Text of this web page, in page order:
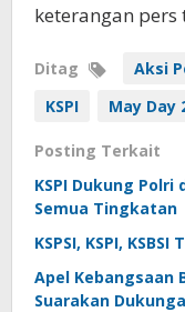
keterangan pers
Ditag
Aksi
KSPI
May Day
Posting Terkait
KSPI Dukung
Semua Tingkatan
KSPSI, KSPI,
Apel Kebangsaan
Suarakan